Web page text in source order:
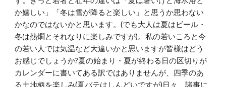
か嬉しい」「冬は雪が降ると楽しい」と思うか思わない
かなのではないかと思います。(でも大人は夏はビール・
冬は熱燗とそれなりに楽しみですが)。私の若いころと今
の若い人では気温など大違いかと思いますが皆様はどう
お感じでしょうか?夏の始まり・夏が終わる日の区切りが
カレンダーに書いてある訳ではありませんが、四季のあ
る土地柄を楽しみ(夏バテはしんどいですが)日々、諸事に